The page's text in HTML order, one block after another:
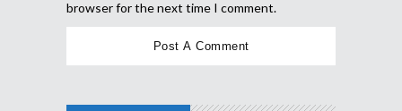
browser for the next time I comment.